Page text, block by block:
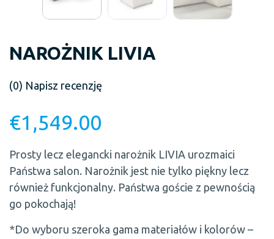
NAROŻNIK LIVIA
(0) Napisz recenzję
€1,549.00
Prosty lecz elegancki narożnik LIVIA urozmaici
Państwa salon. Narożnik jest nie tylko piękny lecz
również funkcjonalny. Państwa goście z pewnością
go pokochają!
*Do wyboru szeroka gama materiałów i kolorów –